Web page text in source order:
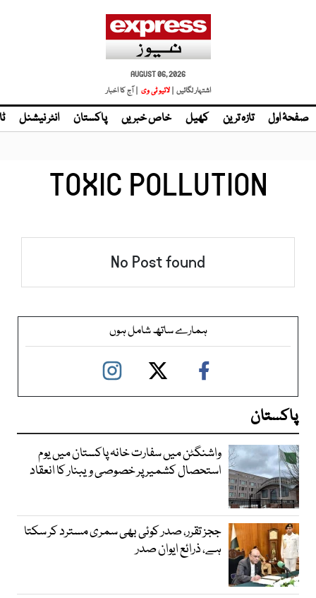
AUGUST 06, 2026
اشتہار لگائیں | لائیو ٹی وی | آج کا اخبار
صفحۂ اول تازہ ترین کھیل خاص خبریں پاکستان انٹر نیشنل
TOXIC POLLUTION
No Post found
ہمارے ساتھ شامل ہوں
پاکستان
واشنگٹن میں سفارت خانہ پاکستان میں یوم
استحصال کشمیر پر خصوصی ویبنار کا انعقاد
ججز تقرر، صدر کوئی بھی سمری مسترد کر سکتا
ہے، ذرائع ایوان صدر